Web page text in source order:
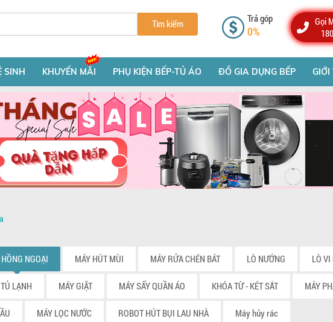
Tìm kiếm Trả góp
0%
Gọi
SINH KHUYẾN MÃI PHỤ KIỆN BẾP-TỦ ÁO ĐỒ GIA DỤNG BẾP GIỚI
NGOẠI MÁY HÚT MÙI MÁY RỬA CHÉN BÁT LÒ NƯỚNG LÒ VI
TỦ LẠNH MÁY GIẶT MÁY SẤY QUẦN ÁO KHÓA TỪ - KÉT SẮT MÁY
MÁY LỌC NƯỚC ROBOT HÚT BỤI LAU NHÀ Máy hủy rác